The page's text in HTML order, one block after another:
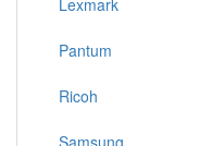
Lexmark
Pantum
Ricoh
Samsung